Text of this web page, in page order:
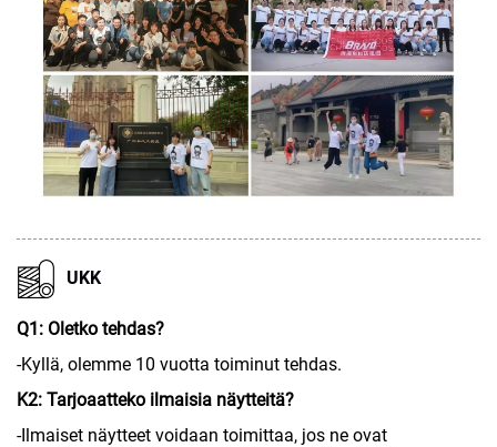
UKK
Q1: Oletko tehdas?
-Kyllä, olemme 10 vuotta toiminut tehdas.
K2: Tarjoaatteko ilmaisia näytteitä?
-Ilmaiset näytteet voidaan toimittaa, jos ne ovat